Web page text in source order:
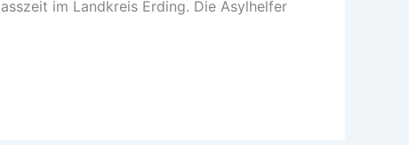
im Landkreis Erding. Die Asylhelfer